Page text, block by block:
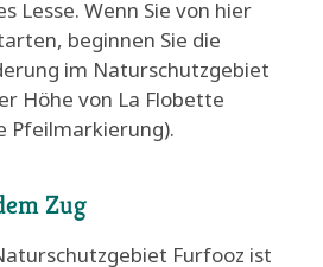
Lesse. Wenn Sie von hier
beginnen Sie die
im Naturschutzgebiet
Höhe von La Flobette
Pfeilmarkierung).
Zug
Furfooz ist